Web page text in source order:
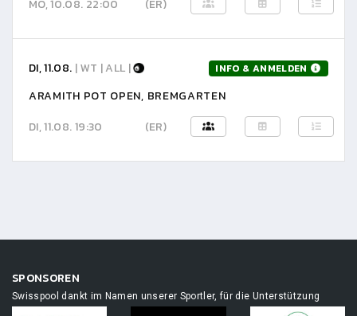
MO, 10.08. 22:00
(ER)
DI, 11.08. | WT | ALL | INFO & ANMELDEN
ARAMITH POT OPEN, BREMGARTEN
DI, 11.08. 19:30
(ER)
SPONSOREN
Swisspool dankt im Namen unserer Sportler, für die Unterstützung